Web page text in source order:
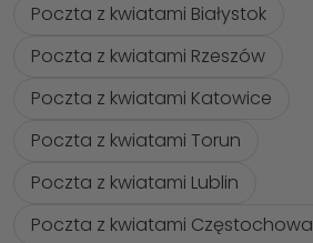
Poczta z kwiatami Białystok
Poczta z kwiatami Rzeszów
Poczta z kwiatami Katowice
Poczta z kwiatami Torun
Poczta z kwiatami Lublin
Poczta z kwiatami Częstochowa